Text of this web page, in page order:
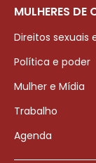
MULHERES DE
Direitos sexuais
Política e poder
Mulher e Mídia
Trabalho
Agenda